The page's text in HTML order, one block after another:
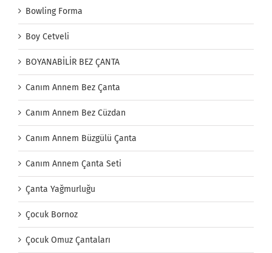
Bowling Forma
Boy Cetveli
BOYANABİLİR BEZ ÇANTA
Canım Annem Bez Çanta
Canım Annem Bez Cüzdan
Canım Annem Büzgülü Çanta
Canım Annem Çanta Seti
Çanta Yağmurluğu
Çocuk Bornoz
Çocuk Omuz Çantaları